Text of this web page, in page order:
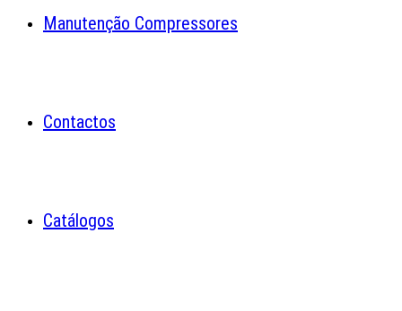
Manutenção Compressores
Contactos
Catálogos